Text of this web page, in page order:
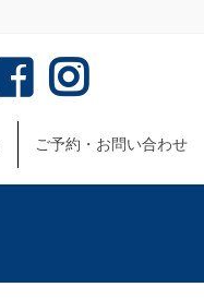
ご予約・お問い合わせ